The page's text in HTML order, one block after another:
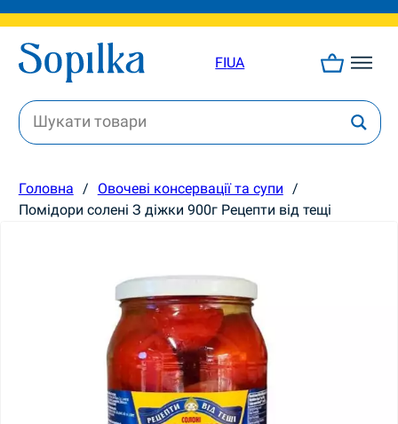
FIUA
Головна / Овочеві консервації та супи /
Помідори солені З діжки 900г Рецепти від тещі